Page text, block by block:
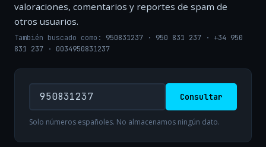
valoraciones, comentarios y reportes de spam de
otros usuarios.
También buscado como: 950831237 · 950 831 237 · +34 950
831 237 · 0034950831237
Consultar
Solo números españoles. No almacenamos ningún dato.